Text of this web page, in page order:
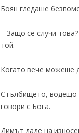
Боян гледаше
– Защо се случи
той.
Когато вече можеше
Стълбището, водещо
говори с Бога.
Димът даде на